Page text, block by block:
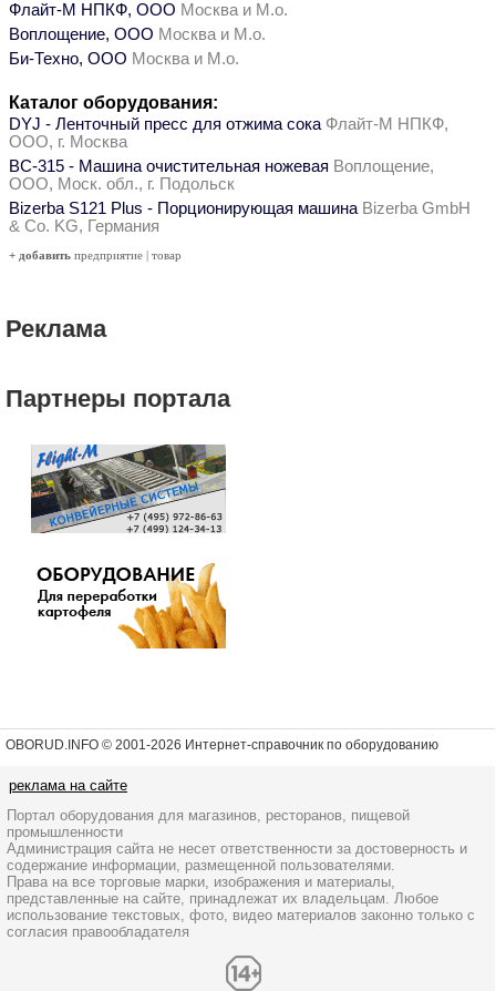
Флайт-М НПКФ, ООО Москва и М.о.
Воплощение, ООО Москва и М.о.
Би-Техно, ООО Москва и М.о.
Каталог оборудования:
DYJ - Ленточный пресс для отжима сока Флайт-М НПКФ,
ООО, г. Москва
ВС-315 - Машина очистительная ножевая Воплощение,
ООО, Моск. обл., г. Подольск
Bizerba S121 Plus - Порционирующая машина Bizerba GmbH
& Co. KG, Германия
+ добавить предприятие | товар
Реклама
Партнеры портала
OBORUD.INFO © 2001-2026 Интернет-справочник по оборудованию
реклама на сайте
Портал оборудования для магазинов, ресторанов, пищевой
промышленности
Администрация сайта не несет ответственности за достоверность и
содержание информации, размещенной пользователями.
Права на все торговые марки, изображения и материалы,
представленные на сайте, принадлежат их владельцам. Любое
использование текстовых, фото, видео материалов законно только с
согласия правообладателя